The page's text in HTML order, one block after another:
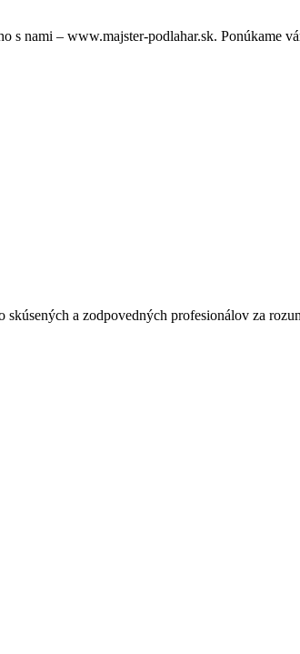
s nami – www.majster-podlahar.sk. Ponúkame
skúsených a zodpovedných profesionálov za